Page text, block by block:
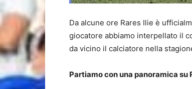
Da alcune ore Rares Ilie è
giocatore abbiamo interpellato il
da vicino il calciatore nella
Partiamo con una panoramica su